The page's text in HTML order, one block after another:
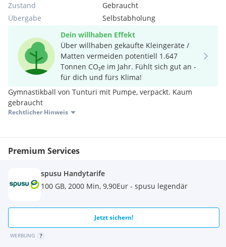
Zustand
Gebraucht
Übergabe
Selbstabholung
Dein willhaben Effekt
Über willhaben gekaufte Kleingeräte /
Matten vermeiden potentiell 1.647
Tonnen CO₂e im Jahr. Fühlt sich gut an -
für dich und fürs Klima!
Gymnastikball von Tunturi mit Pumpe, verpackt. Kaum
gebraucht
Rechtlicher Hinweis
Premium Services
spusu Handytarife
100 GB, 2000 Min, 9,90Eur - spusu legendär
Jetzt sichern!
WERBUNG